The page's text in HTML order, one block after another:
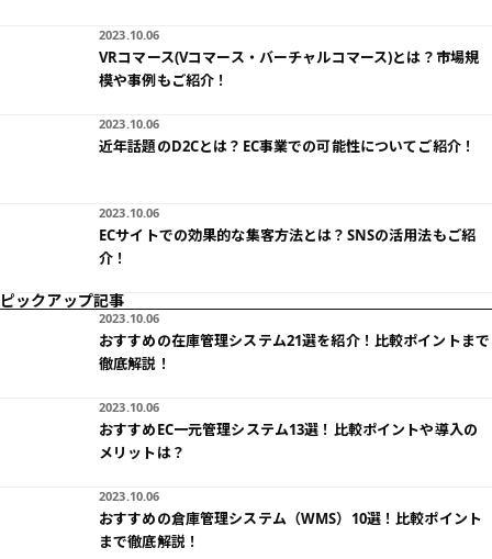
2023.10.06
VRコマース(Vコマース・バーチャルコマース)とは？市場規
模や事例もご紹介！
2023.10.06
近年話題のD2Cとは？EC事業での可能性についてご紹介！
2023.10.06
ECサイトでの効果的な集客方法とは？SNSの活用法もご紹
介！
ピックアップ記事
2023.10.06
おすすめの在庫管理システム21選を紹介！比較ポイントまで
徹底解説！
2023.10.06
おすすめEC一元管理システム13選！比較ポイントや導入の
メリットは？
2023.10.06
おすすめの倉庫管理システム（WMS）10選！比較ポイント
まで徹底解説！